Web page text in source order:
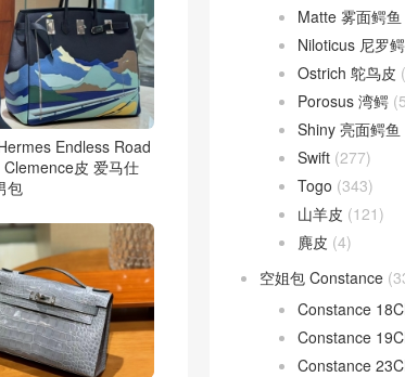
Endless Road
Clemence皮 爱马仕
包
Matte 雾面鳄鱼
Niloticus 尼罗鳄
Ostrich 鸵鸟皮
Porosus 湾鳄
Shiny 亮面鳄鱼
Swift (277)
Togo (343)
山羊皮 (121)
麂皮 (4)
空姐包 Constance
Constance
Constance
Constance